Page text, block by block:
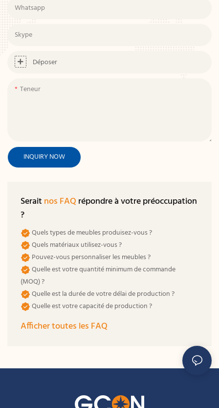
Whatsapp
Skype
Déposer
Teneur
INQUIRY NOW
Serait nos FAQrépondre à votre préoccupation
?
Quels types de meubles produisez-vous ?
Quels matériaux utilisez-vous ?
Pouvez-vous personnaliser les meubles ?
Quelle est votre quantité minimum de commande
(MOQ) ?
Quelle est la durée de votre délai de production ?
Quelle est votre capacité de production ?
Afficher toutes les FAQ